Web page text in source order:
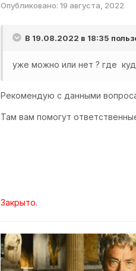
Опубликовано:19 августа, 2022
В 19.08.2022 в 18:35
уже можно или нет ? где
Рекомендую с данными
Там вам помогут
Закрыто.